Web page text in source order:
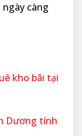
càng
kho bãi tại
Dương tính